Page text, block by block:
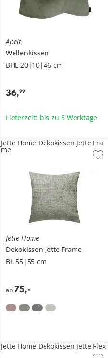
Apelt
Wellenkissen
BHL 20|10|46 cm
36,99
Lieferzeit: bis zu 6 Werktage
Jette Home
Dekokissen Jette Frame
BL 55|55 cm
ab 75,-
Jette Home Dekokissen Jette Fra
me
Jette Home Dekokissen Jette Flex